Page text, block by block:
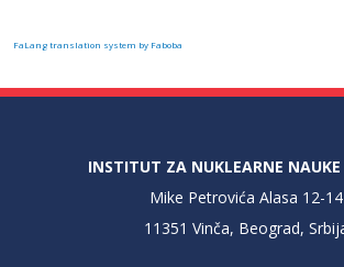
FaLang translation system by Faboba
INSTITUT ZA NUKLEARNE NAUKE
Mike Petrovića Alasa 12-14
11351 Vinča, Beograd,